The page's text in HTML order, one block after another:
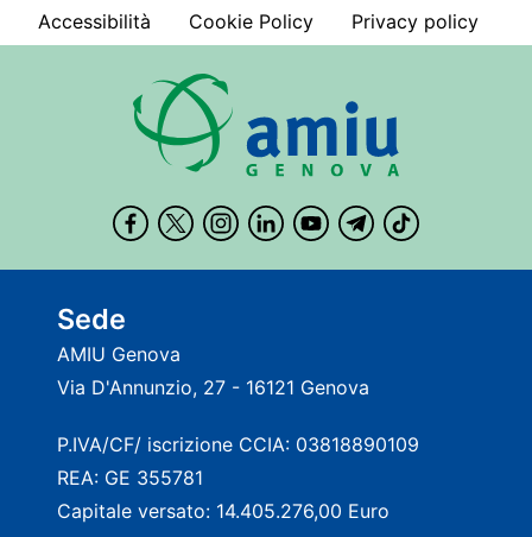
Accessibilità
Cookie Policy Privacy policy
Sede
AMIU Genova
Via D'Annunzio, 27 - 16121 Genova
P.IVA/CF/ iscrizione CCIA: 03818890109
REA: GE 355781
Capitale versato: 14.405.276,00 Euro